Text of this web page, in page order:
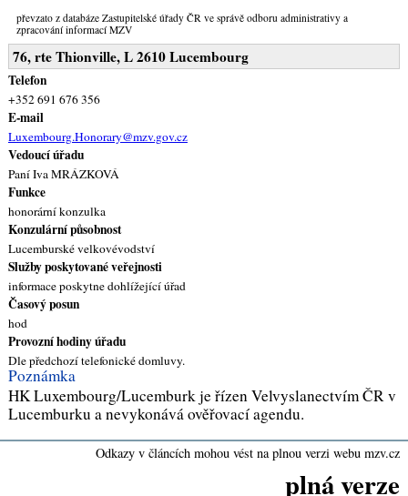
převzato z databáze Zastupitelské úřady ČR ve správě odboru administrativy a
zpracování informací MZV
76, rte Thionville, L 2610 Lucembourg
Telefon
+352 691 676 356
E-mail
Luxembourg.Honorary@mzv.gov.cz
Vedoucí úřadu
Paní Iva MRÁZKOVÁ
Funkce
honorární konzulka
Konzulární působnost
Lucemburské velkovévodství
Služby poskytované veřejnosti
informace poskytne dohlížející úřad
Časový posun
hod
Provozní hodiny úřadu
Dle předchozí telefonické domluvy.
Poznámka
HK Luxembourg/Lucemburk je řízen Velvyslanectvím ČR v
Lucemburku a nevykonává ověřovací agendu.
Odkazy v článcích mohou vést na plnou verzi webu mzv.cz
plná verze